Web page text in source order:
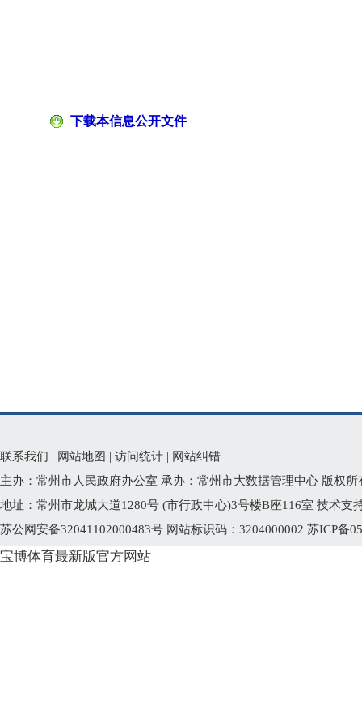
下载本信息公开文件
联系我们 | 网站地图 | 访问统计 | 网站纠错
主办：常州市人民政府办公室 承办：常州市大数据管理中心 版权
地址：常州市龙城大道1280号 (市行政中心)3号楼B座116室 技术支
苏公网安备32041102000483号 网站标识码：3204000002 苏ICP备
宝博体育最新版官方网站